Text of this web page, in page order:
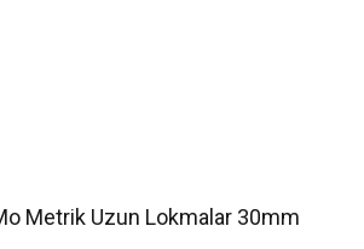
Metrik Uzun Lokmalar 30mm